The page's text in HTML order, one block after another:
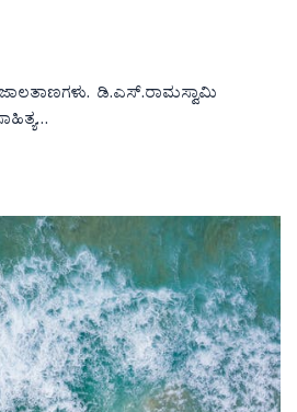
ಜಾಲತಾಣಗಳು. ಡಿ.ಎಸ್.ರಾಮಸ್ವಾಮಿ